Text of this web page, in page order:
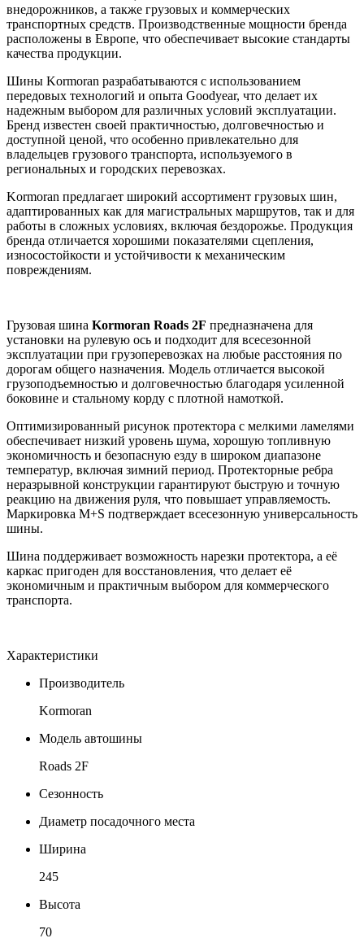
внедорожников, а также грузовых и коммерческих
транспортных средств. Производственные мощности бренда
расположены в Европе, что обеспечивает высокие стандарты
качества продукции.
Шины Kormoran разрабатываются с использованием
передовых технологий и опыта Goodyear, что делает их
надежным выбором для различных условий эксплуатации.
Бренд известен своей практичностью, долговечностью и
доступной ценой, что особенно привлекательно для
владельцев грузового транспорта, используемого в
региональных и городских перевозках.
Kormoran предлагает широкий ассортимент грузовых шин,
адаптированных как для магистральных маршрутов, так и для
работы в сложных условиях, включая бездорожье. Продукция
бренда отличается хорошими показателями сцепления,
износостойкости и устойчивости к механическим
повреждениям.
Грузовая шина Kormoran Roads 2F предназначена для
установки на рулевую ось и подходит для всесезонной
эксплуатации при грузоперевозках на любые расстояния по
дорогам общего назначения. Модель отличается высокой
грузоподъемностью и долговечностью благодаря усиленной
боковине и стальному корду с плотной намоткой.
Оптимизированный рисунок протектора с мелкими ламелями
обеспечивает низкий уровень шума, хорошую топливную
экономичность и безопасную езду в широком диапазоне
температур, включая зимний период. Протекторные ребра
неразрывной конструкции гарантируют быструю и точную
реакцию на движения руля, что повышает управляемость.
Маркировка M+S подтверждает всесезонную универсальность
шины.
Шина поддерживает возможность нарезки протектора, а её
каркас пригоден для восстановления, что делает её
экономичным и практичным выбором для коммерческого
транспорта.
Характеристики
Производитель
Kormoran
Модель автошины
Roads 2F
Сезонность
Диаметр посадочного места
Ширина
245
Высота
70